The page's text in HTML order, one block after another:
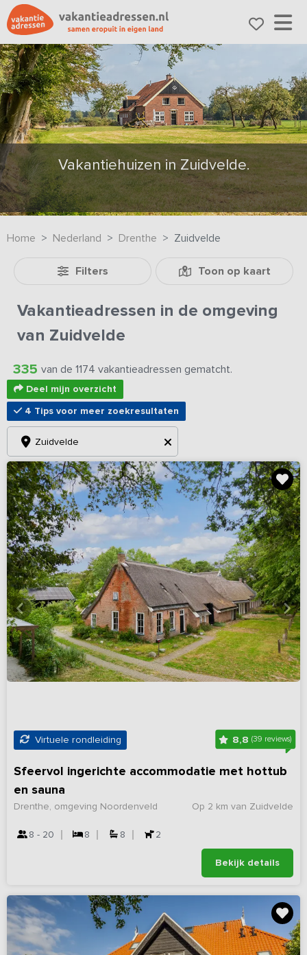
Vakantiehuizen in Zuidvelde.
Home Nederland Drenthe Zuidvelde
Filters Toon op kaart
Vakantieadressen in de omgeving
van Zuidvelde
335 van de 1174 vakantieadressen gematcht.
Deel mijn overzicht
4 Tips voor meer zoekresultaten
Zuidvelde
Virtuele rondleiding 8,8 (39 reviews)
Sfeervol ingerichte accommodatie met hottub
en sauna
Op 2 km van Zuidvelde
Drenthe, omgeving Noordenveld
8 - 20 8 8 2
Bekijk details